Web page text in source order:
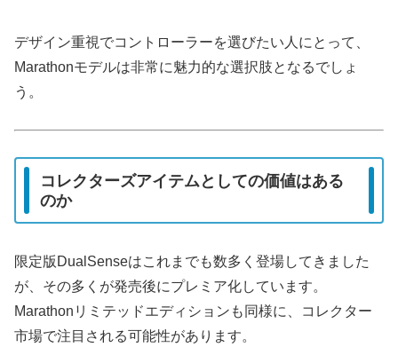
デザイン重視でコントローラーを選びたい人にとって、
Marathonモデルは非常に魅力的な選択肢となるでしょ
う。
コレクターズアイテムとしての価値はある
のか
限定版DualSenseはこれまでも数多く登場してきました
が、その多くが発売後にプレミア化しています。
Marathonリミテッドエディションも同様に、コレクター
市場で注目される可能性があります。